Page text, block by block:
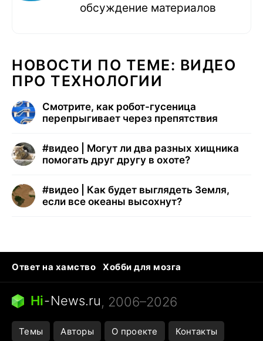
обсуждение материалов
НОВОСТИ ПО ТЕМЕ: ВИДЕО
ПРО ТЕХНОЛОГИИ
Смотрите, как робот-гусеница
перепрыгивает через препятствия
#видео | Могут ли два разных хищника
помогать друг другу в охоте?
#видео | Как будет выглядеть Земля,
если все океаны высохнут?
Ответ на хамство
Хобби для мозга
Бензин 100 и 95
Тунцы в океанариуме
Следующая пандемия
Hi-News.ru, 2006–2026
Темы Авторы О проекте Контакты